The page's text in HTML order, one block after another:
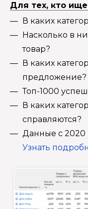
Для тех, кто
В каких
Насколько в
товар?
В каких
предложение?
Топ-1000
В каких
справляются?
Данные с 2020
Узнать